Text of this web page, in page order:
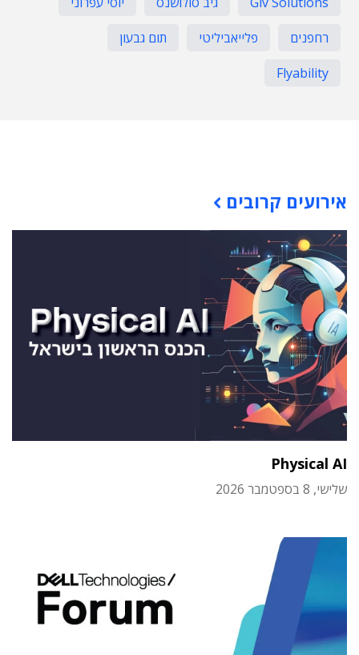
רחפנים
פלייאביליטי
תום גבעון
Flyability
אירועים קרובים
Physical AI
שלישי, 8 בספטמבר 2026